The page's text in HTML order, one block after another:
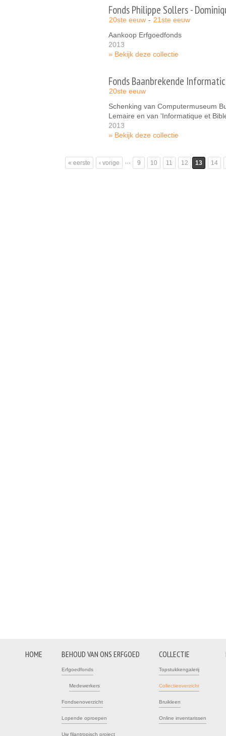
Fonds Philippe Sollers -
20ste eeuw
21ste eeuw
Aankoop Erfgoedfonds
2013
Bekijk deze collectie
Fonds Baanbrekende
20ste eeuw
Schenking van Computermuseum
Lemaire en van 'Informatique et
2013
Bekijk deze collectie
« eerste ‹ vorige … 9 10 11 12 13 14
HOME BEHOUD VAN ONS ERFGOED
Erfgoedfonds
Medewerkers
Fondsenoverzicht
Lopende oproepen
Uw filantropisch project
COLLECTIE
Topstukkengalerij
Collectieoverzicht
Bruikleen
Online inventarissen